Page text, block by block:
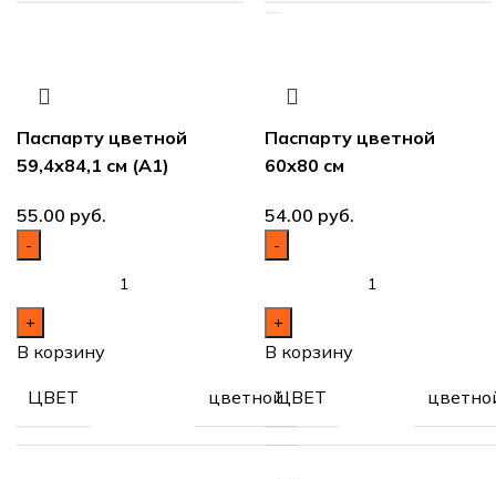
Паспарту цветной
59,4х84,1 см (А1)
руб.
В корзину
ЦВЕТ цветной
Паспарту цветной
60х80 см
руб.
В корзину
ЦВЕТ